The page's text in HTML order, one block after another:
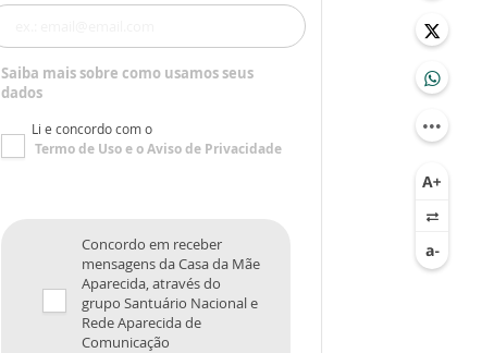
Saiba mais sobre como usamos seus
dados
Li e concordo com o
Termo de Usoe oAviso de Privacidade
Concordo em receber
mensagens da Casa da Mãe
Aparecida, através do
grupo Santuário Nacional e
Rede Aparecida de
Comunicação